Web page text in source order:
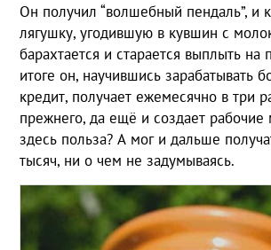
Он получил “волшебный пендаль”, и
лягушку, угодившую в кувшин с
барахтается и старается выплыть на
итоге он, научившись зарабатывать
кредит, получает ежемесячно в три
прежнего, да ещё и создает рабочие
здесь польза? А мог и дальше
тысяч, ни о чем не задумываясь.